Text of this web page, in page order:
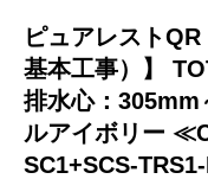
ピュアレスト
基本工事）】
排水心：305mm
ルアイボリー
SC1+SCS-